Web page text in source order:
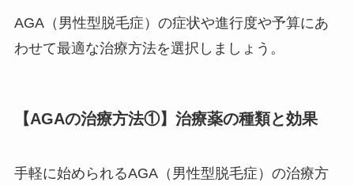
AGA（男性型脱毛症）の症状や進行度や予算にあ
わせて最適な治療方法を選択しましょう。
【AGAの治療方法①】治療薬の種類と効果
手軽に始められるAGA（男性型脱毛症）の治療方